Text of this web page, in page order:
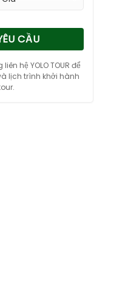
CẦU
hệ YOLO TOUR để
lịch trình khởi hành